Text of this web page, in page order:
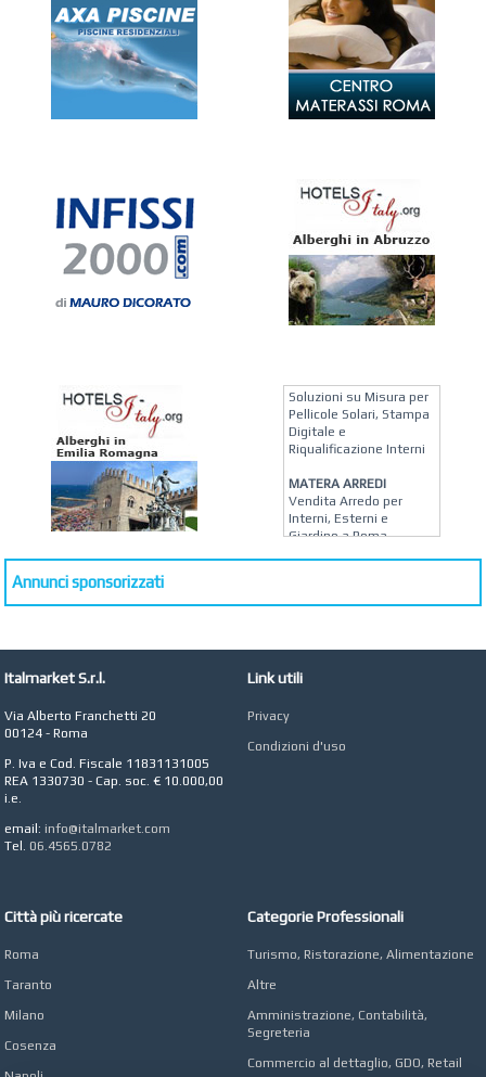
Soluzioni su Misura per
Pellicole Solari, Stampa
Digitale e
Riqualificazione Interni
MATERA ARREDI
Vendita Arredo per
Interni, Esterni e
Giardino a Roma
Commercialista e
AZIENDA AGRICOLA DI
COLA
Annunci sponsorizzati
Italmarket S.r.l.
Via Alberto Franchetti 20
00124 - Roma
P. Iva e Cod. Fiscale 11831131005
REA 1330730 - Cap. soc. € 10.000,00
i.e.
email: info@italmarket.com
Tel. 06.4565.0782
Link utili
Privacy
Condizioni d'uso
Città più ricercate
Roma
Taranto
Milano
Cosenza
Categorie Professionali
Turismo, Ristorazione, Alimentazione
Altre
Amministrazione, Contabilità,
Segreteria
Commercio al dettaglio, GDO, Retail